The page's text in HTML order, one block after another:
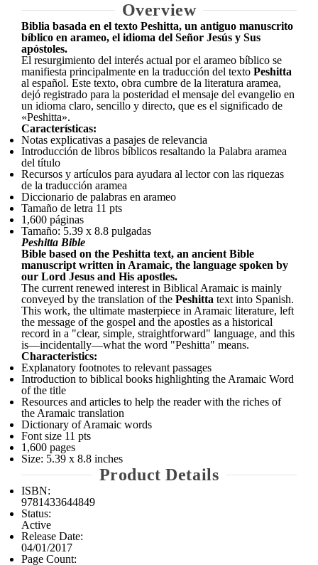
Overview
Biblia basada en el texto Peshitta, un antiguo manuscrito
bíblico en arameo, el idioma del Señor Jesús y Sus
apóstoles.
El resurgimiento del interés actual por el arameo bíblico se
manifiesta principalmente en la traducción del texto Peshitta
al español. Este texto, obra cumbre de la literatura aramea,
dejó registrado para la posteridad el mensaje del evangelio en
un idioma claro, sencillo y directo, que es el significado de
«Peshitta».
Características:
Notas explicativas a pasajes de relevancia
Introducción de libros bíblicos resaltando la Palabra aramea
del título
Recursos y artículos para ayudara al lector con las riquezas
de la traducción aramea
Diccionario de palabras en arameo
Tamaño de letra 11 pts
1,600 páginas
Tamaño: 5.39 x 8.8 pulgadas
Peshitta Bible
Bible based on the Peshitta text, an ancient Bible
manuscript written in Aramaic, the language spoken by
our Lord Jesus and His apostles.
The current renewed interest in Biblical Aramaic is mainly
conveyed by the translation of the Peshitta text into Spanish.
This work, the ultimate masterpiece in Aramaic literature, left
the message of the gospel and the apostles as a historical
record in a "clear, simple, straightforward" language, and this
is—incidentally—what the word "Peshitta" means.
Characteristics:
Explanatory footnotes to relevant passages
Introduction to biblical books highlighting the Aramaic Word
of the title
Resources and articles to help the reader with the riches of
the Aramaic translation
Dictionary of Aramaic words
Font size 11 pts
1,600 pages
Size: 5.39 x 8.8 inches
Product Details
ISBN:
9781433644849
Status:
Active
Release Date:
04/01/2017
Page Count: